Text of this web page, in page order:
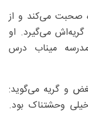
صحبت می‌کند و از
می‌گیرد. او
میناب درس
و گریه می‌گوید:
وحشتناک بود.